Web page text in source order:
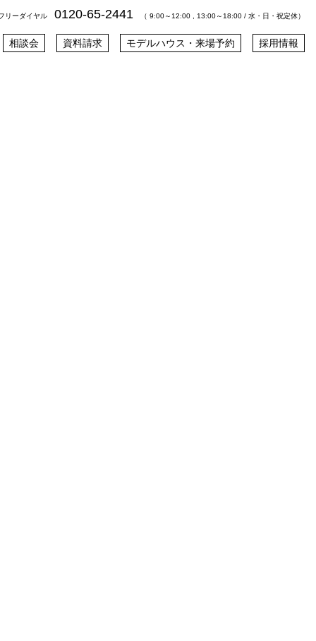
リーダイヤル 0120-65-2441 （ 9:00～12:00 , 13:00～18:00 / 水・日・祝定休）
相談会 資料請求 モデルハウス・来場予約 採用情報